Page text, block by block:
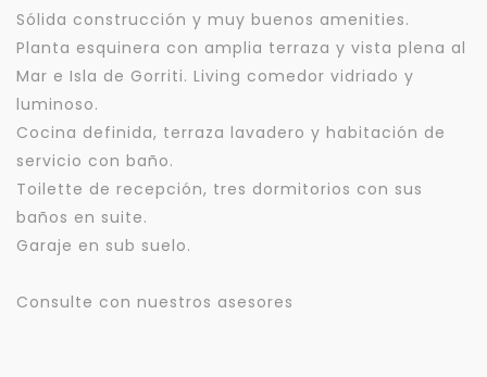
Sólida construcción y muy buenos amenities.
Planta esquinera con amplia terraza y vista plena al
Mar e Isla de Gorriti. Living comedor vidriado y
luminoso.
Cocina definida, terraza lavadero y habitación de
servicio con baño.
Toilette de recepción, tres dormitorios con sus
baños en suite.
Garaje en sub suelo.
Consulte con nuestros asesores